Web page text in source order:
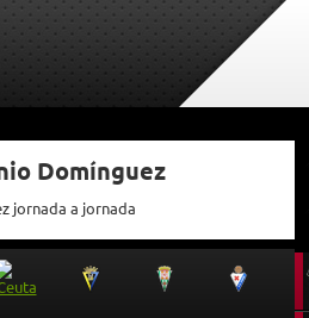
Domínguez
jornada a jornada